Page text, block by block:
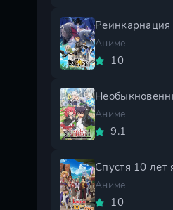
Аниме
10
Аниме
9.1
Спустя 10 лет
Аниме
10